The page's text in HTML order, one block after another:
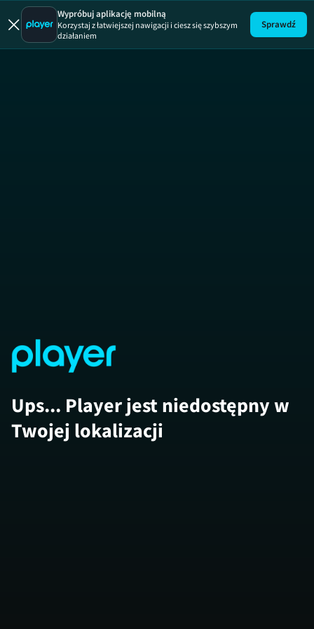
Wypróbuj aplikację mobilną
Korzystaj z łatwiejszej nawigacji i ciesz się szybszym
działaniem
Sprawdź
Ups... Player jest niedostępny w
Twojej lokalizacji